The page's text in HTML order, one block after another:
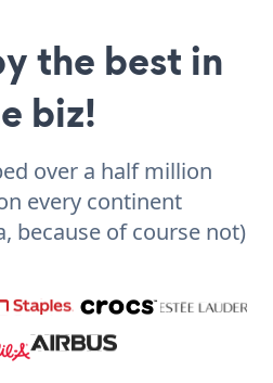
the best in
biz!
over a half million
every continent
because of course not)